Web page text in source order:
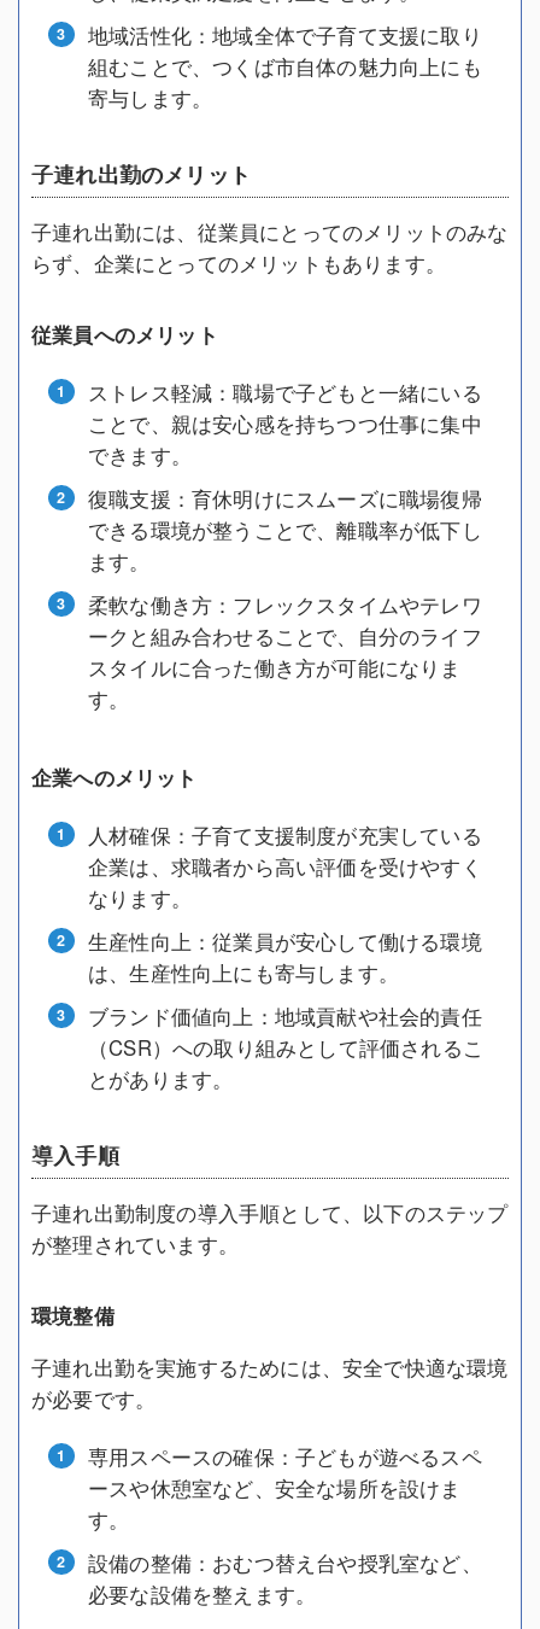
地域活性化：地域全体で子育て支援に取り
組むことで、つくば市自体の魅力向上にも
寄与します。
子連れ出勤のメリット
子連れ出勤には、従業員にとってのメリットのみな
らず、企業にとってのメリットもあります。
従業員へのメリット
ストレス軽減：職場で子どもと一緒にいる
ことで、親は安心感を持ちつつ仕事に集中
できます。
復職支援：育休明けにスムーズに職場復帰
できる環境が整うことで、離職率が低下し
ます。
柔軟な働き方：フレックスタイムやテレワ
ークと組み合わせることで、自分のライフ
スタイルに合った働き方が可能になりま
す。
企業へのメリット
人材確保：子育て支援制度が充実している
企業は、求職者から高い評価を受けやすく
なります。
生産性向上：従業員が安心して働ける環境
は、生産性向上にも寄与します。
ブランド価値向上：地域貢献や社会的責任
（CSR）への取り組みとして評価されるこ
とがあります。
導入手順
子連れ出勤制度の導入手順として、以下のステップ
が整理されています。
環境整備
子連れ出勤を実施するためには、安全で快適な環境
が必要です。
専用スペースの確保：子どもが遊べるスペ
ースや休憩室など、安全な場所を設けま
す。
設備の整備：おむつ替え台や授乳室など、
必要な設備を整えます。